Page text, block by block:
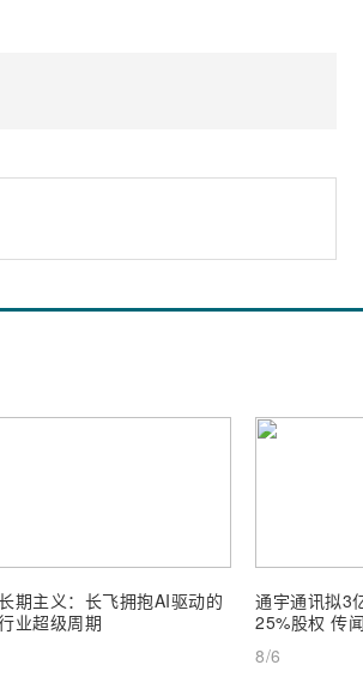
期主义：长飞拥抱AI驱动的
业超级周期
通宇通讯拟3
25%股权 传
8/6